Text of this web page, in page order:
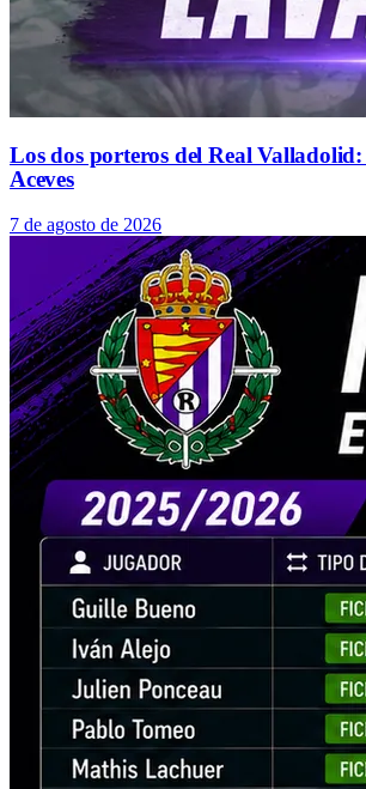
Los dos porteros del Real
Aceves
7 de agosto de 2026